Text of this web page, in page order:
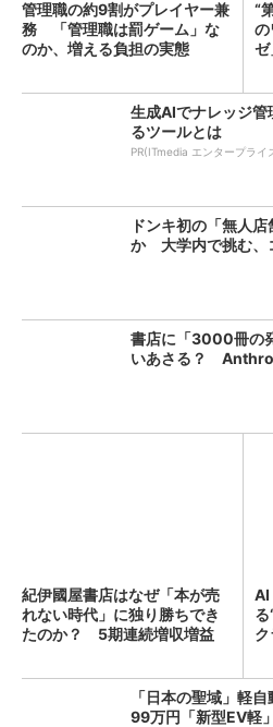
管理職の約9割がプレイヤー兼
務 「管理職は罰ゲーム」な
のか、増える負担の実態
“
生成AIでナレッジ
るツールとは
PR(ITmedia エンタープライ
ドンキ初の「無人
か 大学内で挑む、
書店に「3000冊の
いあさる？
紀伊國屋書店はなぜ「本が売
れない時代」に独り勝ちでき
たのか？ 5期連続増収増益
AI
「日本の聖域」軽
99万円「新型EV軽